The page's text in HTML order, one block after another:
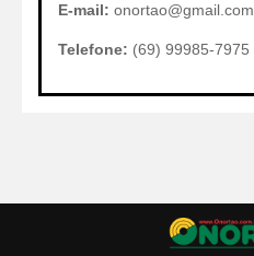
E-mail: onortao@gmail.com
Telefone: (69) 99985-7975